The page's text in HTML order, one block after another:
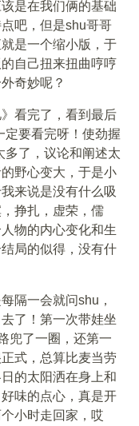
是在我们俩的基础
吧，但是shu哥哥
是一个缩小版，于
自己扭来扭曲哼哼
奇妙呢？
看完了，看到最后
定要看完呀！使劲握
多了，议论和阐述太
野心变大，于是小
来说是没有什么吸
挣扎，虚荣，儒
物的内心变化和生
局的似得，没有什
隔一会就问shu，
了！第一次带娃坐
兜了一圈，还第一
式，总算比麦当劳
的太阳洒在身上和
味的点心，真是开
小时走回家，哎